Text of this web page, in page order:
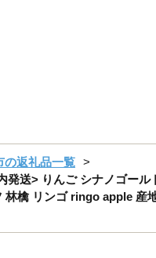
の返礼品一覧
発送> りんご シナノゴー
檎 リンゴ ringo apple